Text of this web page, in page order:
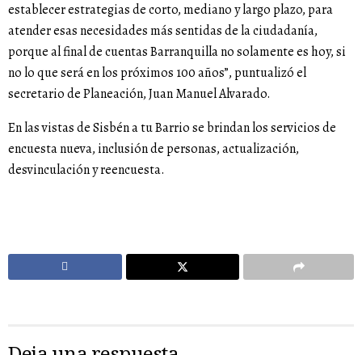
establecer estrategias de corto, mediano y largo plazo, para
atender esas necesidades más sentidas de la ciudadanía,
porque al final de cuentas Barranquilla no solamente es hoy, si
no lo que será en los próximos 100 años”, puntualizó el
secretario de Planeación, Juan Manuel Alvarado.
En las vistas de Sisbén a tu Barrio se brindan los servicios de
encuesta nueva, inclusión de personas, actualización,
desvinculación y reencuesta.